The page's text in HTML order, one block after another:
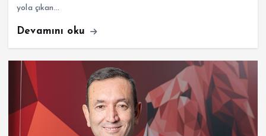
yola çıkan…
Devamını oku